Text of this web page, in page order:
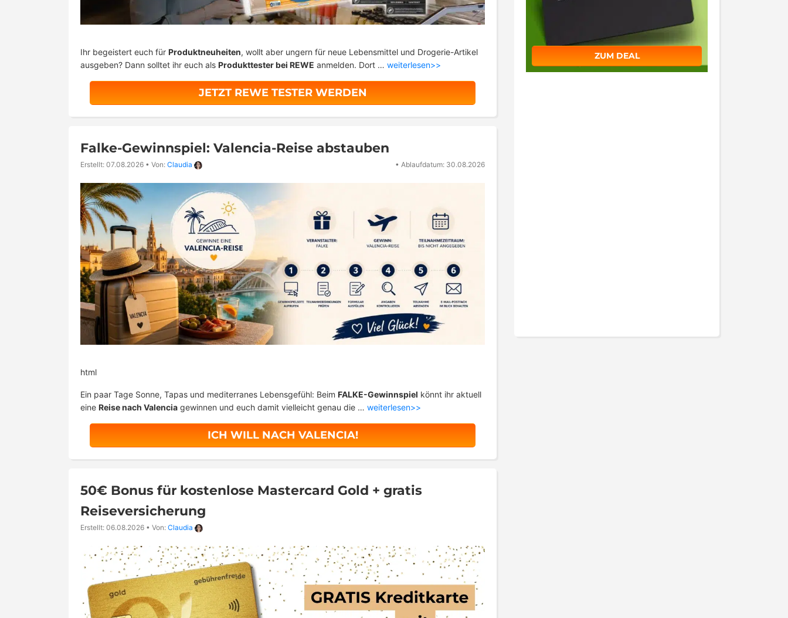
Ihr begeistert euch für Produktneuheiten, wollt aber ungern für neue Lebensmittel und Drogerie-Artikel
ausgeben? Dann solltet ihr euch als Produkttester bei REWE anmelden. Dort … weiterlesen>>
JETZT REWE TESTER WERDEN
Falke-Gewinnspiel: Valencia-Reise abstauben
Erstellt: 07.08.2026 • Von: Claudia • Ablaufdatum: 30.08.2026
html
Ein paar Tage Sonne, Tapas und mediterranes Lebensgefühl: Beim FALKE-Gewinnspiel könnt ihr aktuell
eine Reise nach Valencia gewinnen und euch damit vielleicht genau die … weiterlesen>>
ICH WILL NACH VALENCIA!
50€ Bonus für kostenlose Mastercard Gold + gratis
Reiseversicherung
Erstellt: 06.08.2026 • Von: Claudia
ZUM DEAL